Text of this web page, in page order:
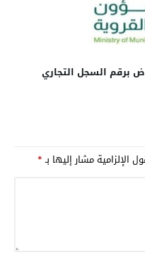
برقم السجل التجاري
الإلزامية مشار إليها بـ*